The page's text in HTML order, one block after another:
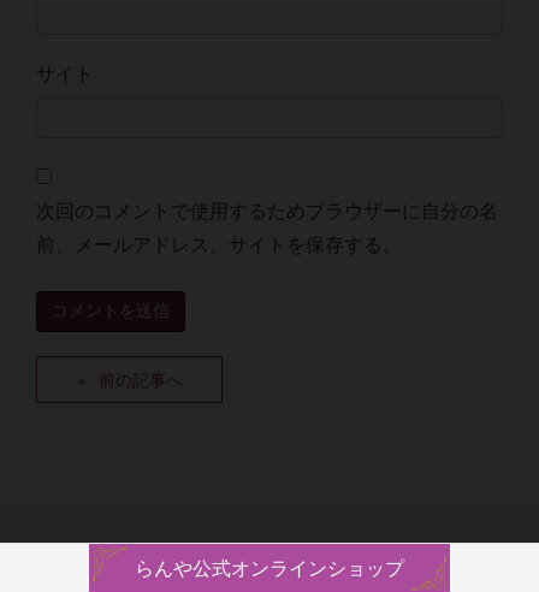
サイト
次回のコメントで使用するためブラウザーに自分の名
前、メールアドレス、サイトを保存する。
前の記事へ
らんや公式オンラインショップ